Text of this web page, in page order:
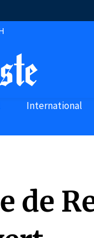
International
de